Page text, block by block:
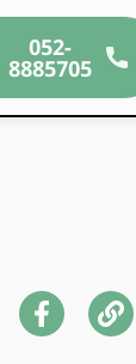
052-
8885705